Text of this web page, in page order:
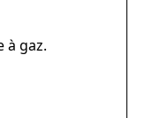
à gaz.